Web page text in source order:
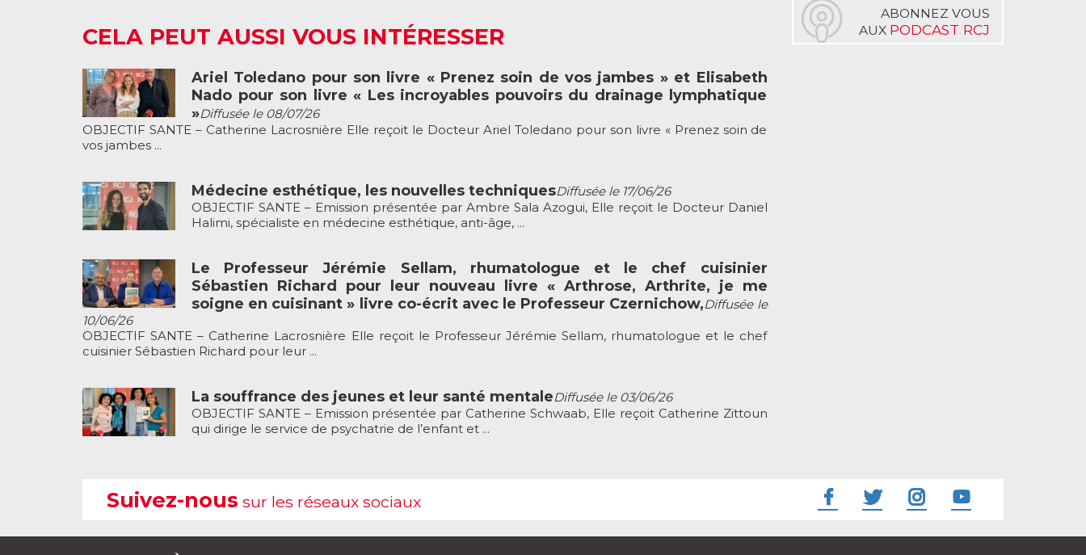
CELA PEUT AUSSI VOUS INTÉRESSER
Ariel Toledano pour son livre « Prenez soin de vos jambes » et Elisabeth
Nado pour son livre « Les incroyables pouvoirs du drainage lymphatique
»Diffusée le 08/07/26
OBJECTIF SANTE – Catherine Lacrosnière Elle reçoit le Docteur Ariel Toledano pour son livre « Prenez soin de
vos jambes ...
Médecine esthétique, les nouvelles techniquesDiffusée le 17/06/26
OBJECTIF SANTE – Emission présentée par Ambre Sala Azogui, Elle reçoit le Docteur Daniel
Halimi, spécialiste en médecine esthétique, anti-âge, ...
Le Professeur Jérémie Sellam, rhumatologue et le chef cuisinier
Sébastien Richard pour leur nouveau livre « Arthrose, Arthrite, je me
soigne en cuisinant » livre co-écrit avec le Professeur Czernichow,Diffusée le
10/06/26
OBJECTIF SANTE – Catherine Lacrosnière Elle reçoit le Professeur Jérémie Sellam, rhumatologue et le chef
cuisinier Sébastien Richard pour leur ...
La souffrance des jeunes et leur santé mentaleDiffusée le 03/06/26
OBJECTIF SANTE – Emission présentée par Catherine Schwaab, Elle reçoit Catherine Zittoun
qui dirige le service de psychatrie de l’enfant et ...
ABONNEZ VOUS
AUX PODCAST RCJ
Suivez-nous sur les réseaux sociaux